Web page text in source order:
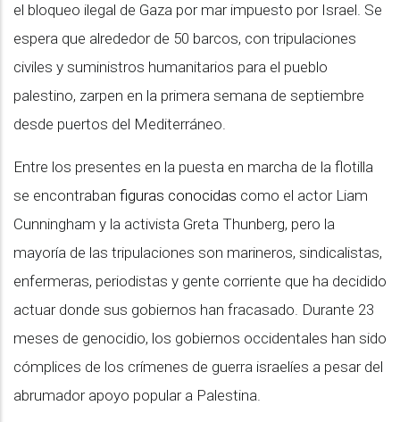
el bloqueo ilegal de Gaza por mar impuesto por Israel. Se
espera que alrededor de 50 barcos, con tripulaciones
civiles y suministros humanitarios para el pueblo
palestino, zarpen en la primera semana de septiembre
desde puertos del Mediterráneo.
Entre los presentes en la puesta en marcha de la flotilla
se encontraban figuras conocidas como el actor Liam
Cunningham y la activista Greta Thunberg, pero la
mayoría de las tripulaciones son marineros, sindicalistas,
enfermeras, periodistas y gente corriente que ha decidido
actuar donde sus gobiernos han fracasado. Durante 23
meses de genocidio, los gobiernos occidentales han sido
cómplices de los crímenes de guerra israelíes a pesar del
abrumador apoyo popular a Palestina.